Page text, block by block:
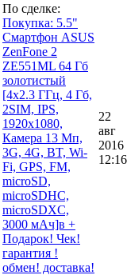
По сделке:
Покупка: 5.5"
Смартфон ASUS
ZenFone 2
ZE551ML 64 Гб
золотистый
[4x2.3 ГГц, 4 Гб,
2SIM, IPS,
1920х1080,
Камера 13 Мп,
3G, 4G, BT, Wi-
Fi, GPS, FM,
microSD,
microSDHC,
microSDXC,
3000 мАч]в +
Подарок! Чек!
гарантия !
обмен! доставка!
22
авг
2016
12:16